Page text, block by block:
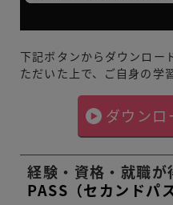
下記ボタンからダウンロー
ただいた上で、ご自身の学
ダウンロ
経験・資格・就職が
PASS（セカンドパス